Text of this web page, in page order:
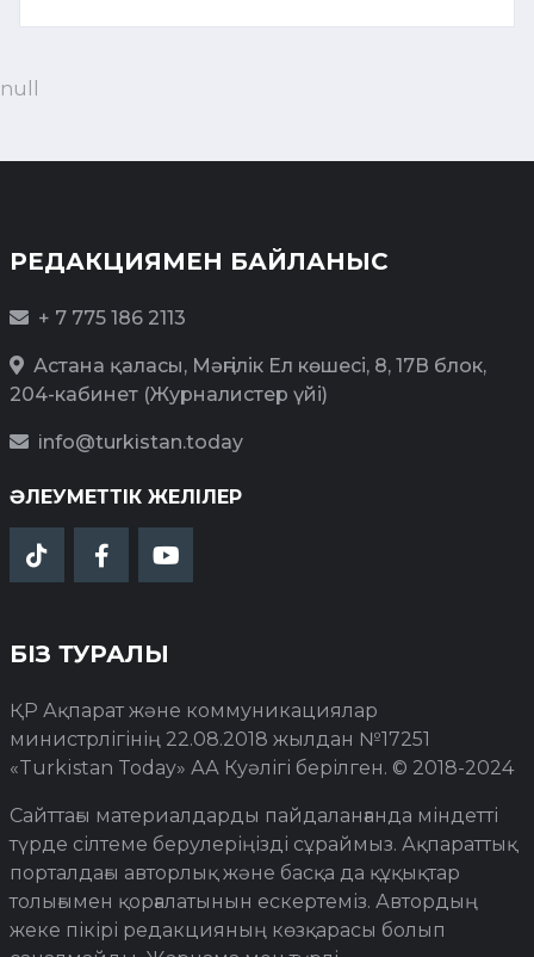
null
РЕДАКЦИЯМЕН БАЙЛАНЫС
+ 7 775 186 2113
Астана қаласы, Мәңгілік Ел көшесі, 8, 17В блок,
204-кабинет (Журналистер үйі)
info@turkistan.today
ӘЛЕУМЕТТІК ЖЕЛІЛЕР
БІЗ ТУРАЛЫ
ҚР Ақпарат және коммуникациялар
министрлігінің 22.08.2018 жылдан №17251
«Turkistan Today» АА Куәлігі берілген. © 2018-2024
Сайттағы материалдарды пайдаланғанда міндетті
түрде сілтеме берулеріңізді сұраймыз. Ақпараттық
порталдағы авторлық және басқа да құқықтар
толығымен қорғалатынын ескертеміз. Автордың
жеке пікірі редакцияның көзқарасы болып